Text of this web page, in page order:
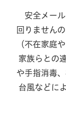
安全メール
回りません
（不在家庭
家族らとの
や手指消毒
台風などに